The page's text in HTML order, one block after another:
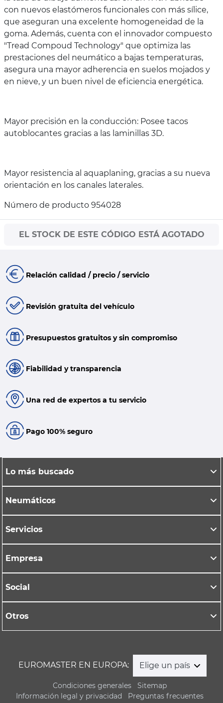
con nuevos elastómeros funcionales con más sílice,
que aseguran una excelente homogeneidad de la
goma. Además, cuenta con el innovador compuesto
"Tread Compoud Technology" que optimiza las
prestaciones del neumático a bajas temperaturas,
asegura una mayor adherencia en suelos mojados y
en nieve, y un buen nivel de eficiencia energética.
Mayor precisión en la conducción: Posee tacos
autoblocantes gracias a las laminillas 3D.
Mayor resistencia al aquaplaning, gracias a su nueva
orientación en los canales laterales.
Número de producto 954028
EL STOCK DE ESTE CÓDIGO ESTÁ AGOTADO
Relación calidad / precio / servicio
Revisión gratuita del vehículo
Presupuestos gratuitos y sin compromiso
Fiabilidad y transparencia
Una red de expertos a tu servicio
Pago 100% seguro
Lo más buscado
Neumáticos
Servicios
Empresa
Social
Otros
EUROMASTER EN EUROPA: Elige un país
Condiciones generales
Sitemap
Información legal y privacidad
Preguntas frecuentes